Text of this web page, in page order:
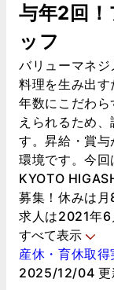
与年2回
ッフ
バリューマネ
料理を生み出
年数にこだわ
えられるため
す。昇給・賞
環境です。今
KYOTO
募集！休みは
求人は2021年6
すべて表示
産休・育休取得
2025/12/04 更